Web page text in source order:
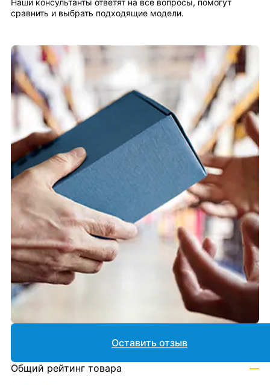
Наши консультанты ответят на все вопросы, помогут
сравнить и выбрать подходящие модели.
Оставить отзыв
Общий рейтинг товара —